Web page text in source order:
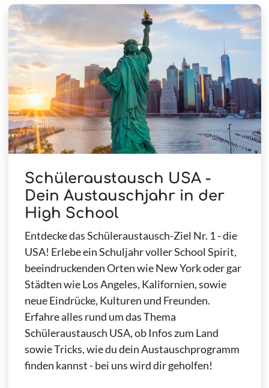
Schüleraustausch USA -
Dein Austauschjahr in der
High School
Entdecke das Schüleraustausch-Ziel Nr. 1 - die
USA! Erlebe ein Schuljahr voller School Spirit,
beeindruckenden Orten wie New York oder gar
Städten wie Los Angeles, Kalifornien, sowie
neue Eindrücke, Kulturen und Freunden.
Erfahre alles rund um das Thema
Schüleraustausch USA, ob Infos zum Land
sowie Tricks, wie du dein Austauschprogramm
finden kannst - bei uns wird dir geholfen!